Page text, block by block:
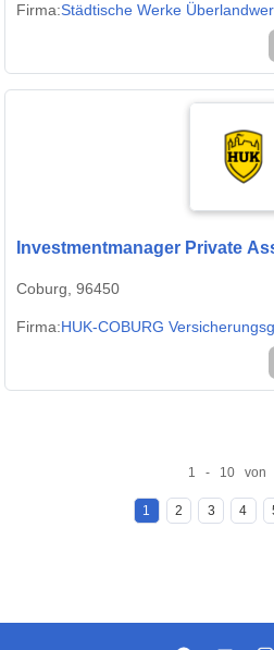
Firma:Städtische Werke
Investmentmanager Private
Coburg, 96450
Firma:HUK-COBURG
1 - 10 von
1 2 3 4